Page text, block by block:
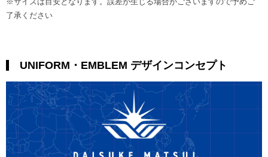
了承ください
UNIFORM・EMBLEM デザインコンセプト